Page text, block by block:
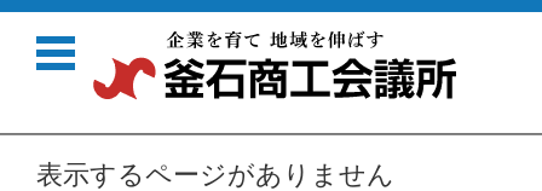
コンテンツに移動
表示するページがありません